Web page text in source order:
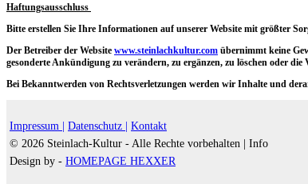
Haftungsausschluss
Bitte erstellen Sie Ihre Informationen auf unserer Website mit größter
Der Betreiber der Website www.steinlachkultur.com übernimmt keine
gesonderte Ankündigung zu verändern, zu ergänzen, zu löschen oder
Bei Bekanntwerden von Rechtsverletzungen werden wir Inhalte und
Impressum | Datenschutz | Kontakt
© 2026 Steinlach-Kultur - Alle Rechte vorbehalten | Info
Design by - HOMEPAGE HEXXER